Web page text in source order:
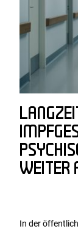
WEITER
In der